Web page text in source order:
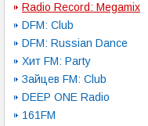
Radio Record: Megamix
DFM: Club
DFM: Russian Dance
Хит FM: Party
Зайцев FM: Club
DEEP ONE Radio
161FM